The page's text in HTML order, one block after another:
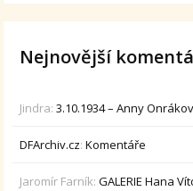
Nejnovější
Jindra:3.10.1934 – Anny
DFArchiv.cz:Komentáře
Jaromír Farník:GALERIE Hana